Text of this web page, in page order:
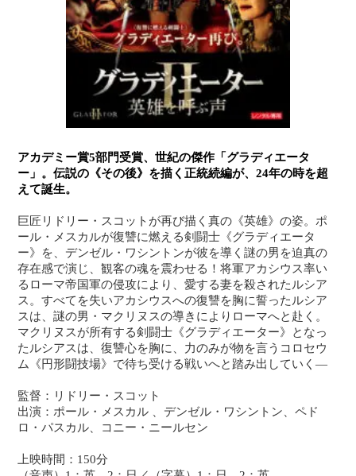
アカデミー賞5部門受賞、世紀の傑作「グラディエータ
ー」。伝説の《その後》を描く正統続編が、24年の時を超
えて誕生。
巨匠リドリー・スコットが再び描く真の《英雄》の姿。ポ
ール・メスカルが復讐に燃える剣闘士《グラディエータ
ー》を、デンゼル・ワシントンが彼を導く謎の男を迫真の
存在感で演じ、観客の魂を震わせる！将軍アカシウス率い
るローマ帝国軍の侵攻により、愛する妻を殺されたルシア
ス。すべてを失いアカシウスへの復讐を胸に誓ったルシア
スは、謎の男・マクリヌスの導きによりローマへと赴く。
マクリヌスが所有する剣闘士《グラディエーター》となっ
たルシアスは、復讐心を胸に、力のみが物を言うコロセウ
ム《円形闘技場》で待ち受ける戦いへと踏み出していく―
監督：リドリー・スコット
出演：ポール・メスカル 、デンゼル・ワシントン、ペド
ロ・パスカル、コニー・ニールセン
上映時間：150分